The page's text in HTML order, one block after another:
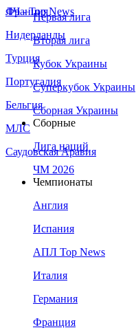
Франция
Нидерланды
Турция
Португалия
Бельгия
МЛС
Саудовская Аравия
ЛЧ - Top News
Первая лига
Вторая лига
Кубок Украины
Суперкубок Украины
Сборная Украины
Сборные
Лига наций
ЧМ 2026
Чемпионаты
Англия
Испания
АПЛ Top News
Италия
Германия
Франция